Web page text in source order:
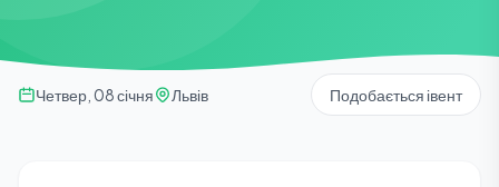
Четвер, 08 січня Львів Подобається івент